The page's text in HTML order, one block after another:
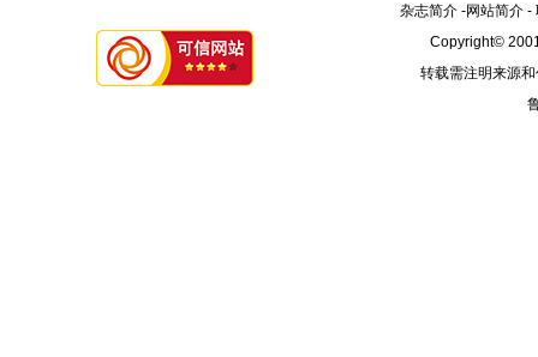
杂志简介-网站简介-
Copyright©
转载需注明来源